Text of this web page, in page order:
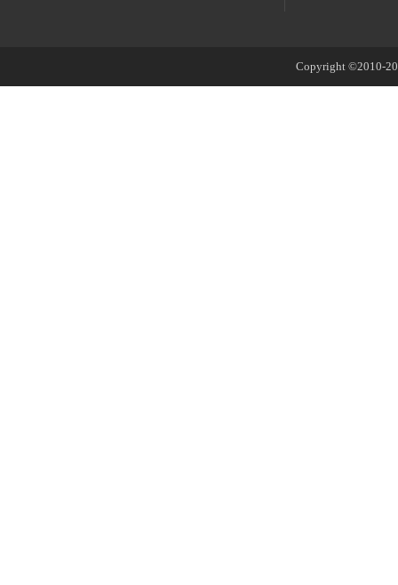
Copyright ©2010-